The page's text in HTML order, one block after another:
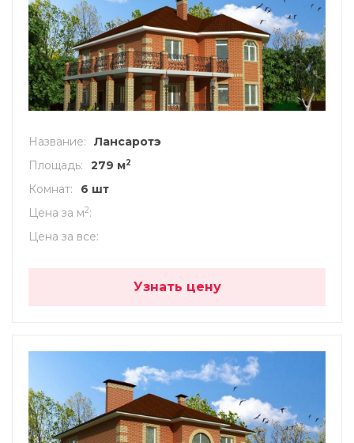
Название
Лансаротэ
Площадь
279 м2
Комнат
6 шт
Цена за м2
Цена за все
Узнать цену